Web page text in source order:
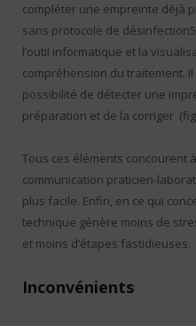
compléter une empreinte déjà
sans protocole de
l’outil informatique et la
compréhension du traitement.
possibilité de détecter une
préparation et de la corriger
Tous ces éléments concourent
communication praticien-
plus facile. Enfin, en ce qui
technique génère moins de
et moins d’étapes fastidieuses.
Inconvénients